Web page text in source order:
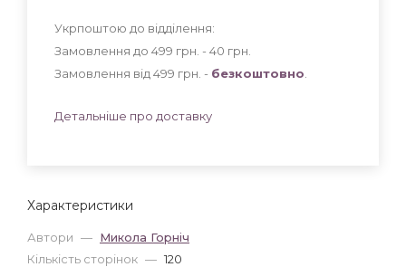
Характеристики
Автори — Микола Горніч
Кількість сторінок — 120
Укрпоштою до відділення:
Замовлення до 499 грн. - 40 грн
Замовлення від 499 грн. - безкоштовно
Детальніше про доставку